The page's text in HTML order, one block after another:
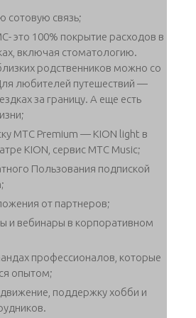
сотовую связь;
это 100% покрытие расходов в
включая стоматологию.
родственников можно со
любителей путешествий —
за границу. А еще есть
МТС Premium — KION light в
KION, сервис МТС Music;
Пользования подпиской
от партнеров;
и вебинары в корпоративном
профессионалов, которые
опытом;
поддержку хобби и